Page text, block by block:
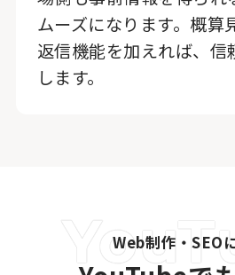
ムーズになります。概算
返信機能を加えれば、信
します。
Web制作・SEO